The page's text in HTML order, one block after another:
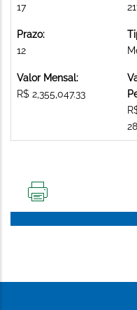
17
Prazo:
12
Valor Mensal:
R$ 2,355,047.33
PÁGINA